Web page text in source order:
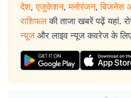
देश, एजुकेशन, मनोरंजन, बिजनेस
राशिफल की ताजा खबरें पढ़ें यहां.
न्यूज और लाइव न्यूज कवरेज के